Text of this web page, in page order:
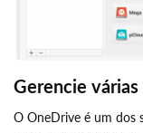
Gerencie
O OneDrive é um dos